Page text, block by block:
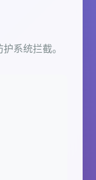
系统拦截。